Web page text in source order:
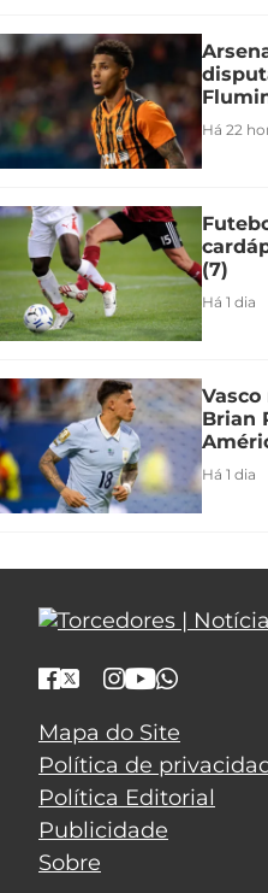
Há 22
(7)
Há 1 dia
Brian
Há 1 dia
Mapa do Site
Política de
Política Editorial
Publicidade
Sobre